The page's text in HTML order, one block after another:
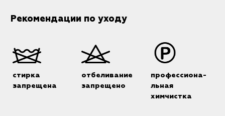
Рекомендации по уходу
стирка
запрещена
отбеливание
запрещено
профессиона-
льная
химчистка